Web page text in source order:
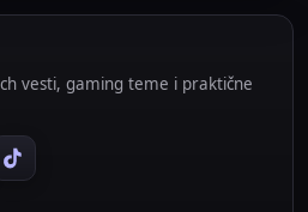
vesti, gaming teme i praktične